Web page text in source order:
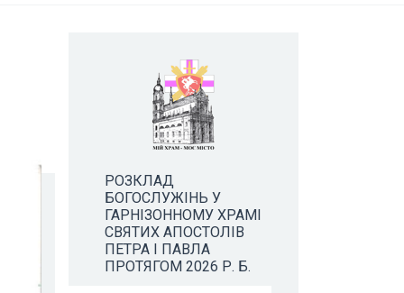
РОЗКЛАД
БОГОСЛУЖІНЬ У
ГАРНІЗОННОМУ ХРАМІ
СВЯТИХ АПОСТОЛІВ
ПЕТРА І ПАВЛА
ПРОТЯГОМ 2026 Р. Б.